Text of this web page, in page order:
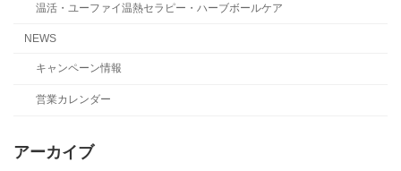
温活・ユーファイ温熱セラピー・ハーブボールケア
NEWS
キャンペーン情報
営業カレンダー
アーカイブ